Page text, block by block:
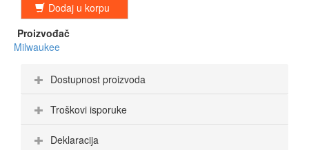
Dodaj u korpu
Proizvođač
Milwaukee
Dostupnost proizvoda
Troškovi isporuke
Deklaracija